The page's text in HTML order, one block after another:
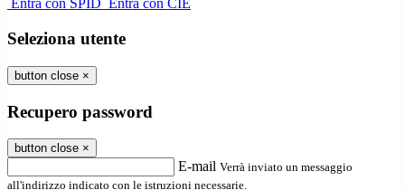
Entra con SPID Entra con CIE
Seleziona utente
button close ×
Recupero password
button close ×
E-mail Verrà inviato un messaggio
all'indirizzo indicato con le istruzioni necessarie.